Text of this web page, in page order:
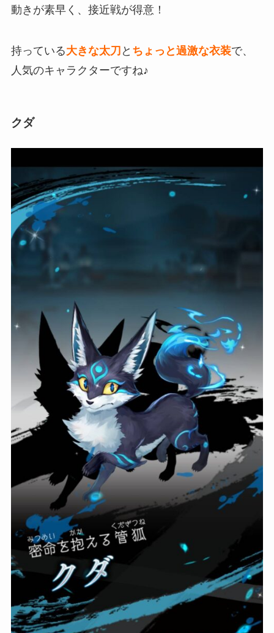
動きが素早く、接近戦が得意！
持っている大きな太刀 と ちょっと過激な衣装で、
人気のキャラクターですね♪
クダ